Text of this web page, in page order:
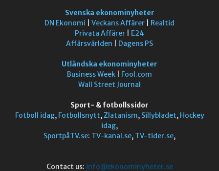
Svenska ekonominyheter
DN Ekonomi
Veckans Affärer
Realtid
Privata Affärer
E24
Affärsvärlden
Dagens PS
Utländska ekonominyheter
Business Week
Fool.com
Wall Street Journal
Sport- & fotbollssidor
Fotboll idag, Fotbollsnytt, Zlatanism, Sillybladet, Hockey
idag,
SportpåTV.se: TV-kanal.se, TV-tider.se,
Contact us: info@ekonominyheter.se